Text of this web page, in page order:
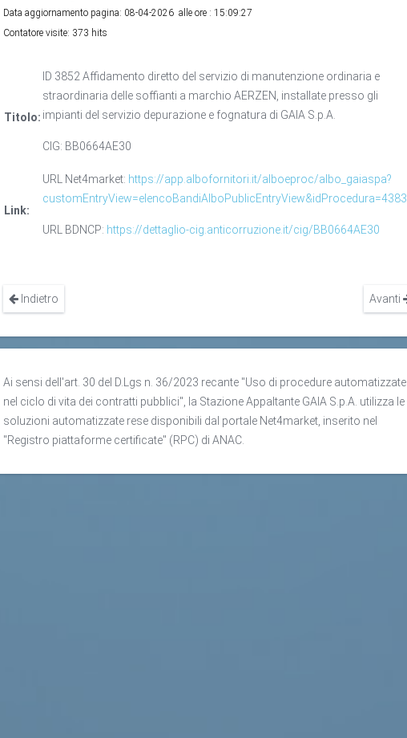
Data aggiornamento pagina: 08-04-2026 alle ore :15:09:27
Contatore visite: 373 hits
Titolo:
ID 3852 Affidamento diretto del servizio di manutenzione ordinaria e
straordinaria delle soffianti a marchio AERZEN, installate presso gli
impianti del servizio depurazione e fognatura di GAIA S.p.A.
CIG: BB0664AE30
Link:
URL Net4market: https://app.albofornitori.it/alboeproc/albo_gaiaspa?
customEntryView=elencoBandiAlboPublicEntryView&idProcedura=4383
URL BDNCP: https://dettaglio-cig.anticorruzione.it/cig/BB0664AE30
Indietro Avanti
Ai sensi dell'art. 30 del D.Lgs n. 36/2023 recante "Uso di procedure automatizzate
nel ciclo di vita dei contratti pubblici", la Stazione Appaltante GAIA S.p.A. utilizza le
soluzioni automatizzate rese disponibili dal portale Net4market, inserito nel
"Registro piattaforme certificate" (RPC) di ANAC.